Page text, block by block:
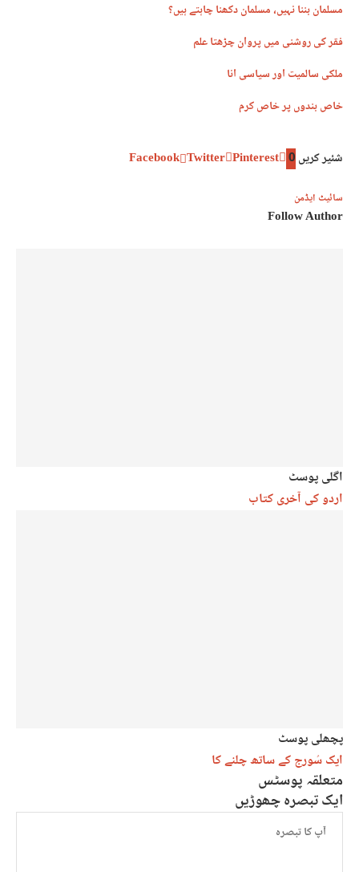
مسلمان بننا نہیں، مسلمان دکھنا چاہتے ہیں؟
فقر کی روشنی میں پروان چڑھتا علم
ملکی سالمیت اور سیاسی انا
خاص بندوں پر خاص کرم
شئیر کریں0
Facebook Twitter Pinterest
سائیٹ ایڈمن
Follow Author
اگلی پوسٹ
اردو کی آخری کتاب
پچھلی پوسٹ
ایک سُورج کے ساتھ چلنے کا
متعلقہ پوسٹس
ایک تبصرہ چھوڑیں